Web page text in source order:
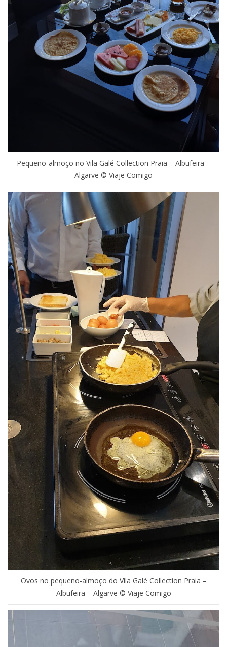
Pequeno-almoço no Vila Galé Collection Praia – Albufeira –
Algarve © Viaje Comigo
Ovos no pequeno-almoço do Vila Galé Collection Praia –
Albufeira – Algarve © Viaje Comigo